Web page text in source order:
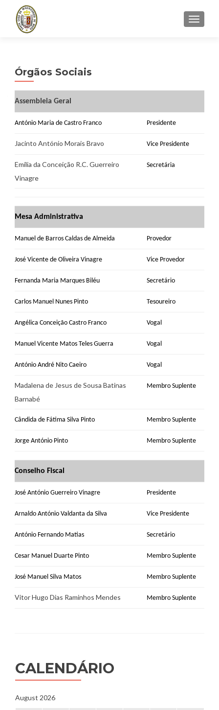
Órgãos Sociais
Assembleia Geral
António Maria de Castro Franco Presidente
Jacinto António Morais Bravo Vice Presidente
Emília da Conceição R.C. Guerreiro
Vinagre
Secretária
Mesa Administrativa
Manuel de Barros Caldas de Almeida Provedor
José Vicente de Oliveira Vinagre Vice Provedor
Fernanda Maria Marques Biléu Secretário
Carlos Manuel Nunes Pinto Tesoureiro
Angélica Conceição Castro Franco Vogal
Manuel Vicente Matos Teles Guerra Vogal
António André Nito Caeiro Vogal
Madalena de Jesus de Sousa Batinas
Barnabé
Membro Suplente
Cândida de Fátima Silva Pinto Membro Suplente
Jorge António Pinto Membro Suplente
Conselho Fiscal
José António Guerreiro Vinagre Presidente
Arnaldo António Valdanta da Silva Vice Presidente
António Fernando Matias Secretário
Cesar Manuel Duarte Pinto Membro Suplente
José Manuel Silva Matos Membro Suplente
Vitor Hugo Dias Raminhos Mendes Membro Suplente
CALENDÁRIO
August 2026